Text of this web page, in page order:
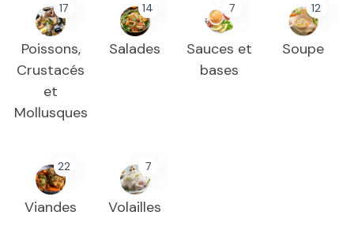
17
Poissons,
Crustacés
et
Mollusques
14
Salades
7
Sauces et
bases
12
Soupe
22
Viandes
7
Volailles